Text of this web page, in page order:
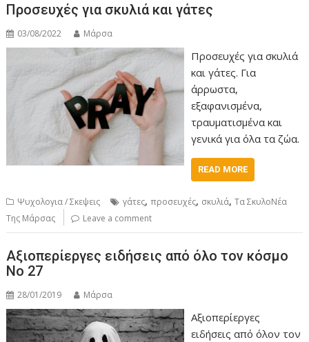
Προσευχές για σκυλιά και γάτες
03/08/2022 Μάρσα
Προσευχές για σκυλιά
και γάτες. Για
άρρωστα,
εξαφανισμένα,
τραυματισμένα και
γενικά για όλα τα ζώα.
READ MORE
Ψυχολογια / Σκεψεις γάτες,προσευχές, σκυλιά,Τα ΣκυλοΝέα
Της Μάρσας
Leave a comment
Αξιοπερίεργες ειδήσεις από όλο τον κόσμο
Νο 27
28/01/2019 Μάρσα
Αξιοπερίεργες
ειδήσεις από όλον τον